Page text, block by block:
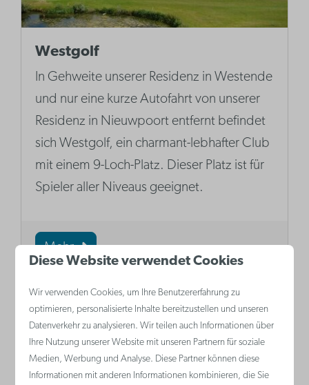
Westgolf
In Gehweite unserer Residenz in Westende
und nur eine kurze Autofahrt von unserer
Residenz in Nieuwpoort entfernt befindet
sich Westgolf, ein charmant-lebhafter Club
mit einem 9-Loch-Platz. Dieser Platz ist für
Spieler aller Niveaus geeignet.
Mehr
Diese Website verwendet Cookies
Wir verwenden Cookies, um Ihre Benutzererfahrung zu
optimieren, personalisierte Inhalte bereitzustellen und unseren
Datenverkehr zu analysieren. Wir teilen auch Informationen über
Ihre Nutzung unserer Website mit unseren Partnern für soziale
Medien, Werbung und Analyse. Diese Partner können diese
Informationen mit anderen Informationen kombinieren, die Sie